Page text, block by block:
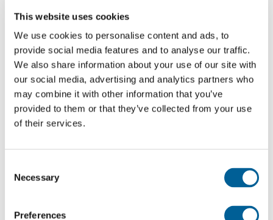
This website uses cookies
We use cookies to personalise content and ads, to
provide social media features and to analyse our traffic.
We also share information about your use of our site with
our social media, advertising and analytics partners who
may combine it with other information that you’ve
provided to them or that they’ve collected from your use
of their services.
Selection
Necessary
Preferences
A quanto ammonta il risarcimento che El Al dovrà
versare?
Se il vostro volo cancellato è coperto dal
Regolamento 261/2004 e avete diritto a un
risarcimento, l'importo del risarcimento si basa
Ogni giorno EUclaim analizza circa 13 milioni di